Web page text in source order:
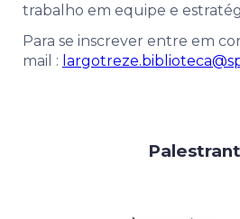
trabalho em equipe e
Para se inscrever entre em
mail :